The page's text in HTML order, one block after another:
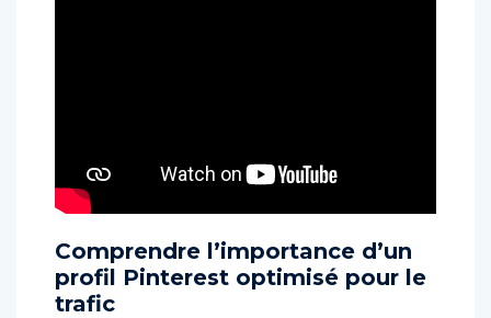
Comprendre l’importance d’un
profil Pinterest optimisé pour le
trafic